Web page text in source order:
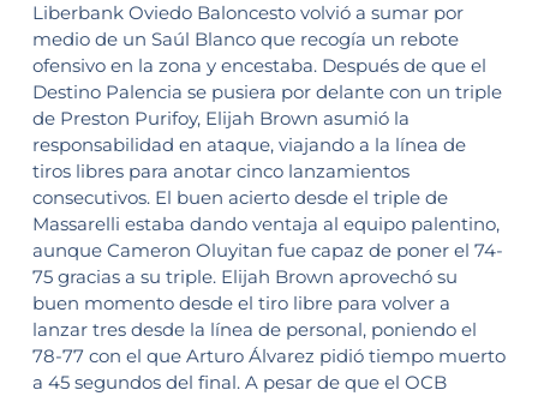
Liberbank Oviedo Baloncesto volvió a sumar por
medio de un Saúl Blanco que recogía un rebote
ofensivo en la zona y encestaba. Después de que el
Destino Palencia se pusiera por delante con un triple
de Preston Purifoy, Elijah Brown asumió la
responsabilidad en ataque, viajando a la línea de
tiros libres para anotar cinco lanzamientos
consecutivos. El buen acierto desde el triple de
Massarelli estaba dando ventaja al equipo palentino,
aunque Cameron Oluyitan fue capaz de poner el 74-
75 gracias a su triple. Elijah Brown aprovechó su
buen momento desde el tiro libre para volver a
lanzar tres desde la línea de personal, poniendo el
78-77 con el que Arturo Álvarez pidió tiempo muerto
a 45 segundos del final. A pesar de que el OCB